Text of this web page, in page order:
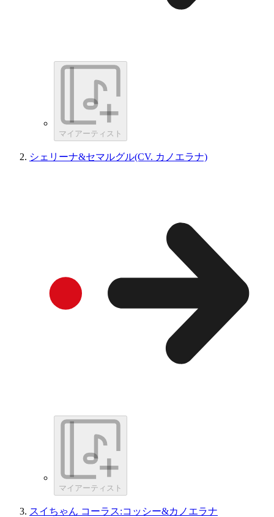
マイアーティスト
シェリーナ&セマルグル(CV. カノエラナ)
マイアーティスト
スイちゃん コーラス:コッシー&カノエラナ